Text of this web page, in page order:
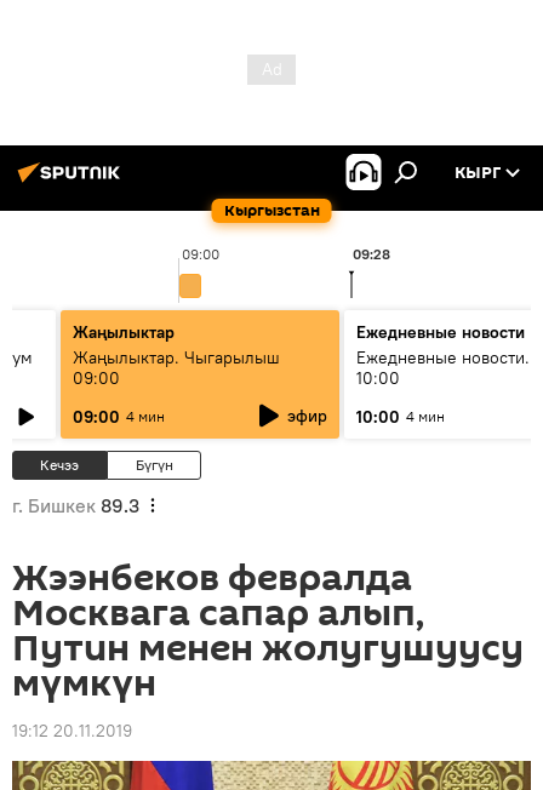
Кыргызстан
КЫРГ
09:00 09:28
Жаңылыктар
Жаңылыктар. Чыгарылыш
09:00
09:00 4 мин эфир
Ежедневные новости
Ежедневные новости.
10:00
10:00 4 мин
Кечээ Бүгүн
г. Бишкек 89.3
Жээнбеков февралда
Москвага сапар алып,
Путин менен жолугушуусу
мүмкүн
19:12 20.11.2019